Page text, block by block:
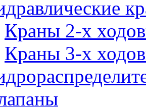
Краны 2-х
Краны 3-х